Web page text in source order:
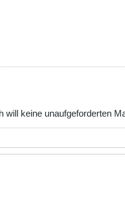
will keine unaufgeforderten